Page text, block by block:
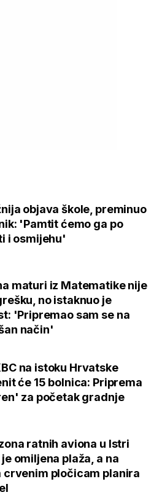
objava škole, preminuo
'Pamtit ćemo ga po
i osmijehu'
maturi iz Matematike nije
no istaknuo je
'Pripremao sam se na
način'
na istoku Hrvatske
će 15 bolnica: Priprema
za početak gradnje
ratnih aviona u Istri
omiljena plaža, a na
crvenim pločicam planira